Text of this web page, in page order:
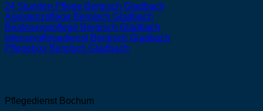
24 Stunden Pflege Bergisch Gladbach
Assistenzpflege Bergisch Gladbach
Beatmungspflege Bergisch Gladbach
Intensivpflegedienst Bergisch Gladbach
Pflegebox Bergisch Gladbach
Pflegedienst Bochum